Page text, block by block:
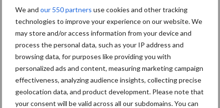
We and our 550 partners use cookies and other tracking
technologies to improve your experience on our website. We
may store and/or access information from your device and
process the personal data, such as your IP address and
browsing data, for purposes like providing you with
personalized ads and content, measuring marketing campaign
effectiveness, analyzing audience insights, collecting precise
geolocation data, and product development. Please note that
your consent will be valid across all our subdomains. You can
deloonwerker.be
20 dec
Wettelijke aanvaardingsplicht
batterijen
17 dec Engcon lanceert EC02 Basic